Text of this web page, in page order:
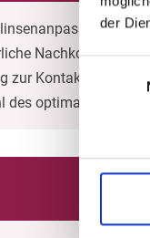
dernach
Nachkontrollen
zur
des optimalen